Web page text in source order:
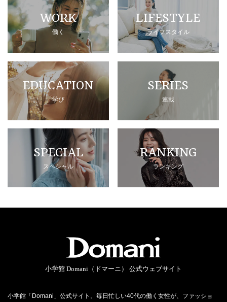
WORK
働く
LIFESTYLE
ライフスタイル
EDUCATION
学び
SERIES
連載
SPECIAL
スペシャル
RANKING
ランキング
小学館 Domani（ドマーニ） 公式ウェブサイト
小学館「Domani」公式サイト。毎日忙しい40代の働く女性が、ファッショ